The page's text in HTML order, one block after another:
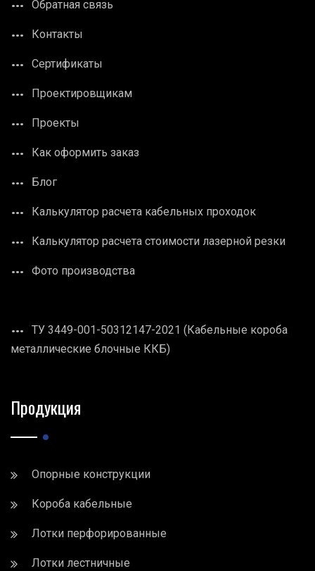
Обратная связь
Контакты
Сертификаты
Проектировщикам
Проекты
Как оформить заказ
Блог
Калькулятор расчета кабельных проходок
Калькулятор расчета стоимости лазерной резки
Фото производства
ТУ 3449-001-50312147-2021 (Кабельные короба
металлические блочные ККБ)
Продукция
Опорные конструкции
Короба кабельные
Лотки перфорированные
Лотки лестничные